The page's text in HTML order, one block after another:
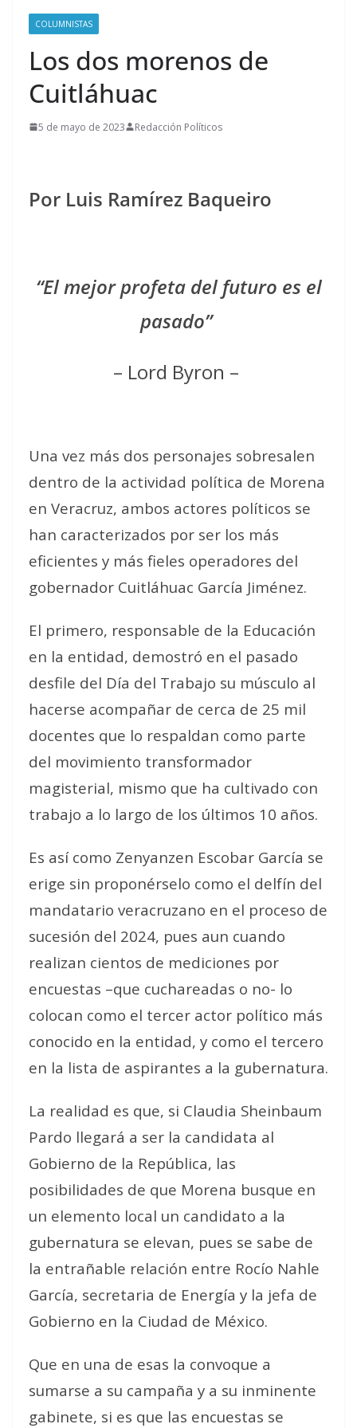
COLUMNISTAS
Los dos morenos de
Cuitláhuac
5 de mayo de 2023 Redacción Políticos
Por Luis Ramírez Baqueiro
“El mejor profeta del futuro es el
pasado”
– Lord Byron –
Una vez más dos personajes sobresalen
dentro de la actividad política de Morena
en Veracruz, ambos actores políticos se
han caracterizados por ser los más
eficientes y más fieles operadores del
gobernador Cuitláhuac García Jiménez.
El primero, responsable de la Educación
en la entidad, demostró en el pasado
desfile del Día del Trabajo su músculo al
hacerse acompañar de cerca de 25 mil
docentes que lo respaldan como parte
del movimiento transformador
magisterial, mismo que ha cultivado con
trabajo a lo largo de los últimos 10 años.
Es así como Zenyanzen Escobar García se
erige sin proponérselo como el delfín del
mandatario veracruzano en el proceso de
sucesión del 2024, pues aun cuando
realizan cientos de mediciones por
encuestas –que cuchareadas o no- lo
colocan como el tercer actor político más
conocido en la entidad, y como el tercero
en la lista de aspirantes a la gubernatura.
La realidad es que, si Claudia Sheinbaum
Pardo llegará a ser la candidata al
Gobierno de la República, las
posibilidades de que Morena busque en
un elemento local un candidato a la
gubernatura se elevan, pues se sabe de
la entrañable relación entre Rocío Nahle
García, secretaria de Energía y la jefa de
Gobierno en la Ciudad de México.
Que en una de esas la convoque a
sumarse a su campaña y a su inminente
gabinete, si es que las encuestas se